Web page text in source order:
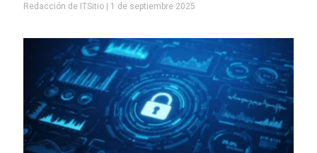
Redacción de ITSitio 1 de septiembre 2025